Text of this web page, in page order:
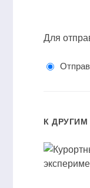
Для
К